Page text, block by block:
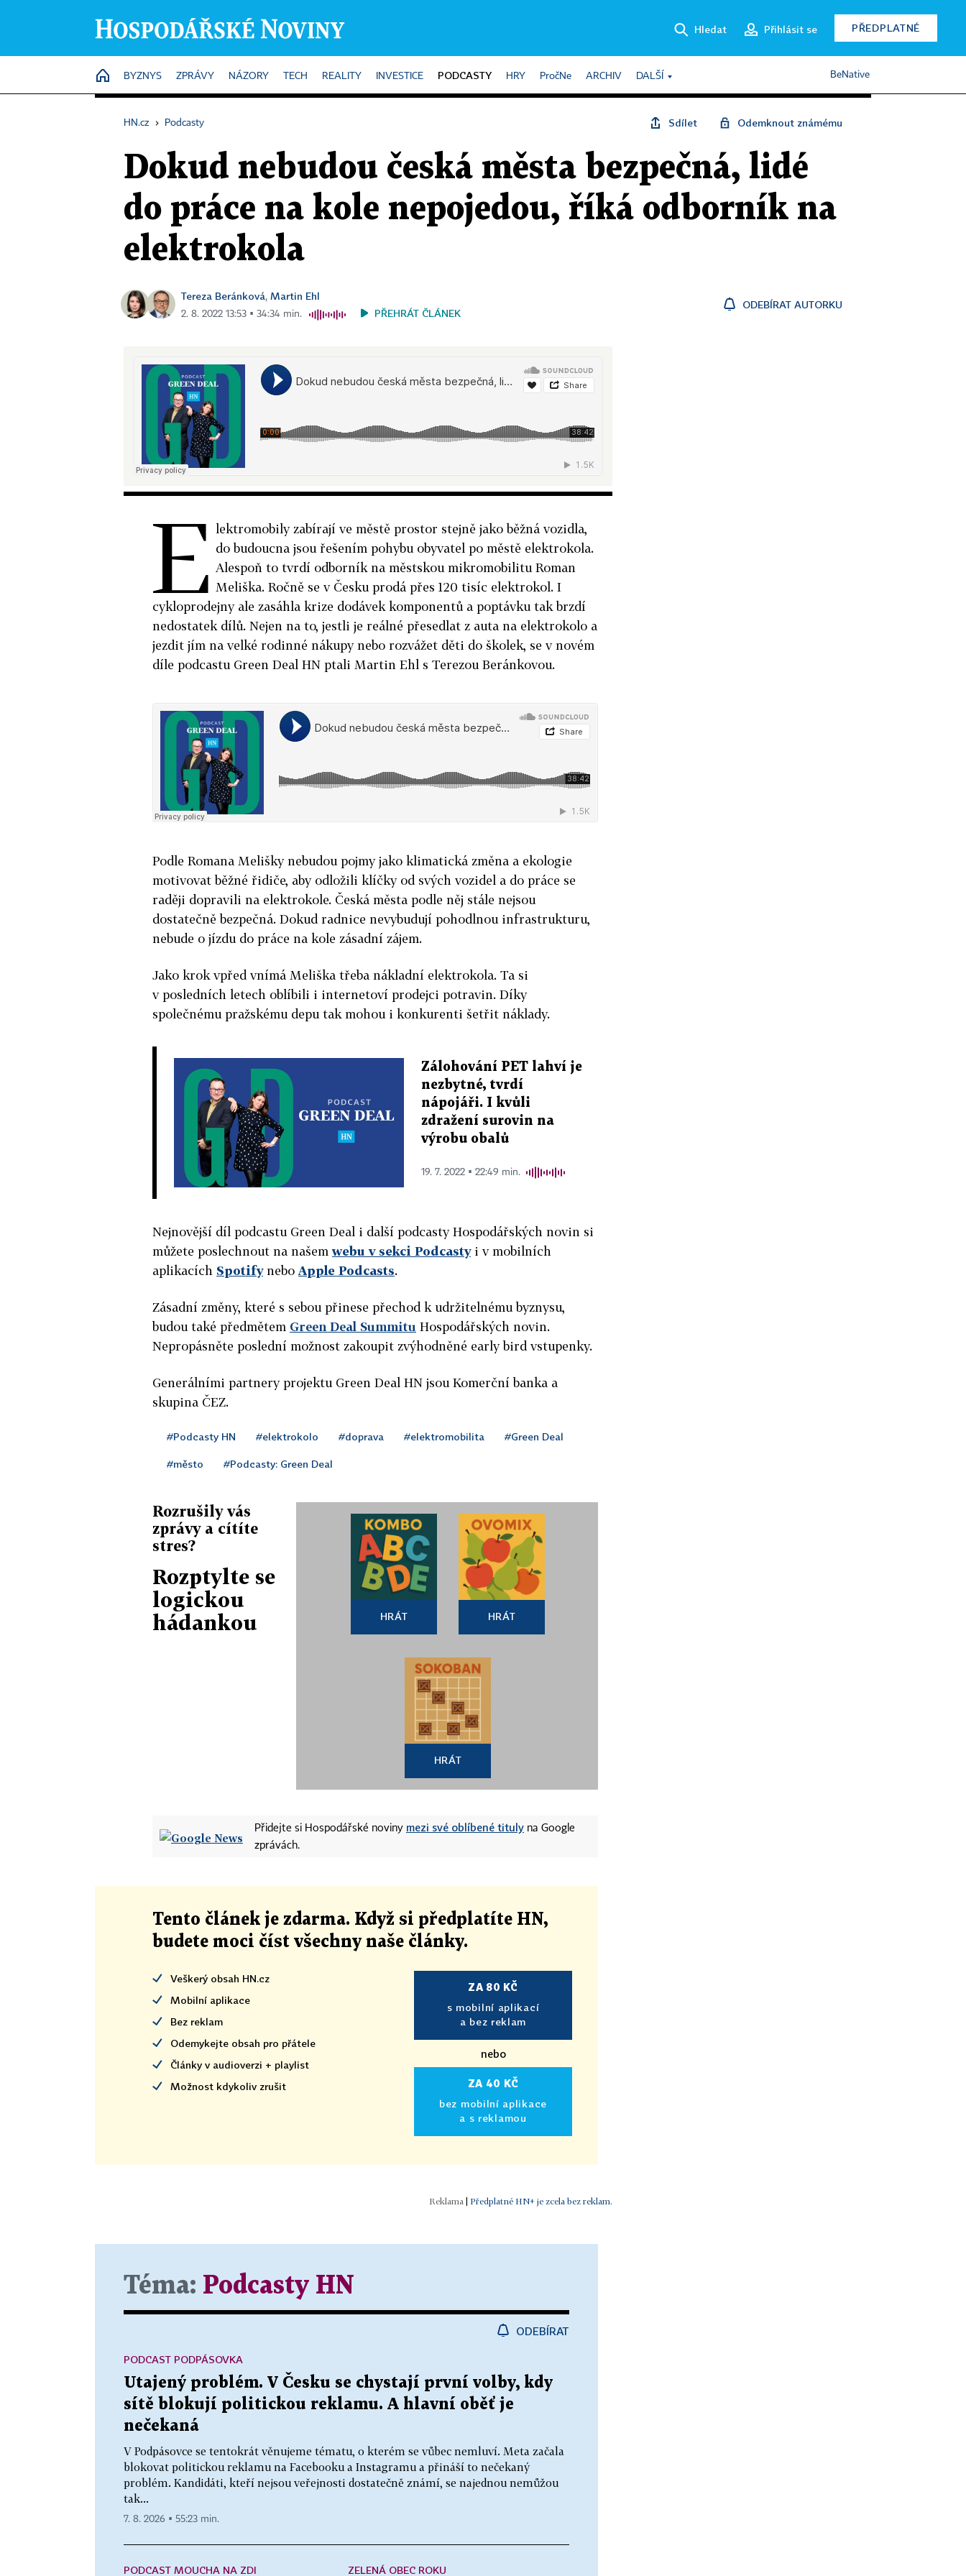
Hledat Přihlásit se PŘEDPLATNÉ
HOME
BYZNYS ZPRÁVY NÁZORY TECH REALITY INVESTICE PODCASTY HRY PročNe ARCHIV DALŠÍ BeNative
HN.cz › Podcasty Sdílet Odemknout známému
Dokud nebudou česká města bezpečná, lidé
do práce na kole nepojedou, říká odborník na
elektrokola
Tereza Beránková, Martin Ehl
2. 8. 2022 13:53 ▪ 34:34 min. PŘEHRÁT ČLÁNEK
ODEBÍRAT AUTORKU
E lektromobily zabírají ve městě prostor stejně jako běžná vozidla,
do budoucna jsou řešením pohybu obyvatel po městě elektrokola.
Alespoň to tvrdí odborník na městskou mikromobilitu Roman
Meliška. Ročně se v Česku prodá přes 120 tisíc elektrokol. I
cykloprodejny ale zasáhla krize dodávek komponentů a poptávku tak brzdí
nedostatek dílů. Nejen na to, jestli je reálné přesedlat z auta na elektrokolo a
jezdit jím na velké rodinné nákupy nebo rozvážet děti do školek, se v novém
díle podcastu Green Deal HN ptali Martin Ehl s Terezou Beránkovou.
Podle Romana Melišky nebudou pojmy jako klimatická změna a ekologie
motivovat běžné řidiče, aby odložili klíčky od svých vozidel a do práce se
raději dopravili na elektrokole. Česká města podle něj stále nejsou
dostatečně bezpečná. Dokud radnice nevybudují pohodlnou infrastrukturu,
nebude o jízdu do práce na kole zásadní zájem.
Jako krok vpřed vnímá Meliška třeba nákladní elektrokola. Ta si
v posledních letech oblíbili i internetoví prodejci potravin. Díky
společnému pražskému depu tak mohou i konkurenti šetřit náklady.
Zálohování PET lahví je
nezbytné, tvrdí
nápojáři. I kvůli
zdražení surovin na
výrobu obalů
19. 7. 2022 ▪ 22:49 min.
Nejnovější díl podcastu Green Deal i další podcasty Hospodářských novin si
můžete poslechnout na našemwebu v sekci Podcastyi v mobilních
aplikacích SpotifyneboApple Podcasts.
Zásadní změny, které s sebou přinese přechod k udržitelnému byznysu,
budou také předmětem Green Deal Summitu Hospodářských novin.
Nepropásněte poslední možnost zakoupit zvýhodněné early bird vstupenky.
Generálními partnery projektu Green Deal HN jsou Komerční banka a
skupina ČEZ.
#Podcasty HN #elektrokolo #doprava #elektromobilita #Green Deal
#město #Podcasty: Green Deal
Rozrušily vás
zprávy a cítíte
stres?
Rozptylte se
logickou
hádankou
HRÁT HRÁT
HRÁT
Přidejte si Hospodářské noviny mezi své oblíbené tituly na Google
zprávách.
Tento článek je zdarma. Když si předplatíte HN,
budete moci číst všechny naše články.
Veškerý obsah HN.cz
Mobilní aplikace
Bez reklam
Odemykejte obsah pro přátele
Články v audioverzi + playlist
Možnost kdykoliv zrušit
ZA 80 KČ
s mobilní aplikací
a bez reklam
nebo
ZA 40 KČ
bez mobilní aplikace
a s reklamou
Předplatné HN+ je zcela bez reklam.
Téma: Podcasty HN
ODEBÍRAT
Utajený problém. V Česku se chystají první volby, kdy
sítě blokují politickou reklamu. A hlavní oběť je
nečekaná
V Podpásovce se tentokrát věnujeme tématu, o kterém se vůbec nemluví. Meta začala
blokovat politickou reklamu na Facebooku a Instagramu a přináší to nečekaný
problém. Kandidáti, kteří nejsou veřejnosti dostatečně známí, se najednou nemůžou
tak...
PODCAST PODPÁSOVKA
7. 8. 2026 ▪ 55:23 min.
PODCAST MOUCHA NA ZDI ZELENÁ OBEC ROKU